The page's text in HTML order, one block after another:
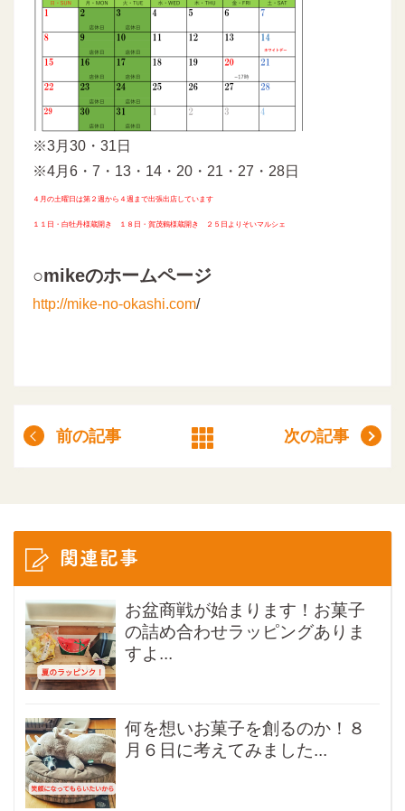
※3月30・31日
※4月6・7・13・14・20・21・27・28日
４月の土曜日は第２週から４週まで出張出店しています
１１日・白牡丹様蔵開き １８日・賀茂鶴様蔵開き ２５日よりそいマルシェ
○mikeのホームページ
http://mike-no-okashi.com/
前の記事 次の記事
関連記事
お盆商戦が始まります！お菓子
の詰め合わせラッピングありま
すよ...
何を想いお菓子を創るのか！８
月６日に考えてみました...